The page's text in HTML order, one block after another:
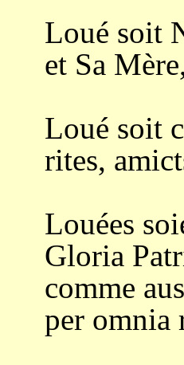
Loué soit
et Sa
Loué soit
rites,
Louées
Gloria
comme
per omnia